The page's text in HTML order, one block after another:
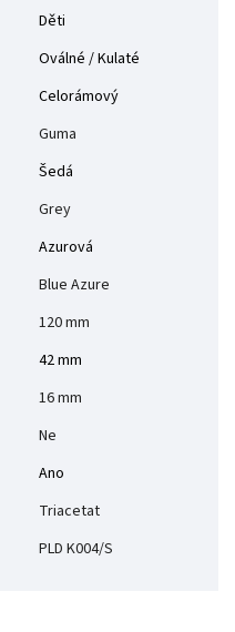
Děti
Oválné / Kulaté
Celorámový
Guma
Šedá
Grey
Azurová
Blue Azure
120 mm
42 mm
16 mm
Ne
Ano
Triacetat
PLD K004/S